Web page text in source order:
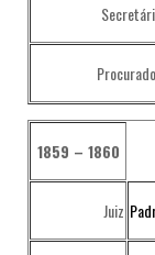
1859 – 1860
Juiz